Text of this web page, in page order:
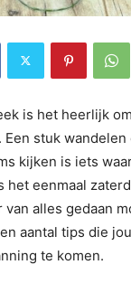
is het heerlijk
stuk wandelen
kijken is iets
het eenmaal
alles gedaan
aantal tips die
te komen.